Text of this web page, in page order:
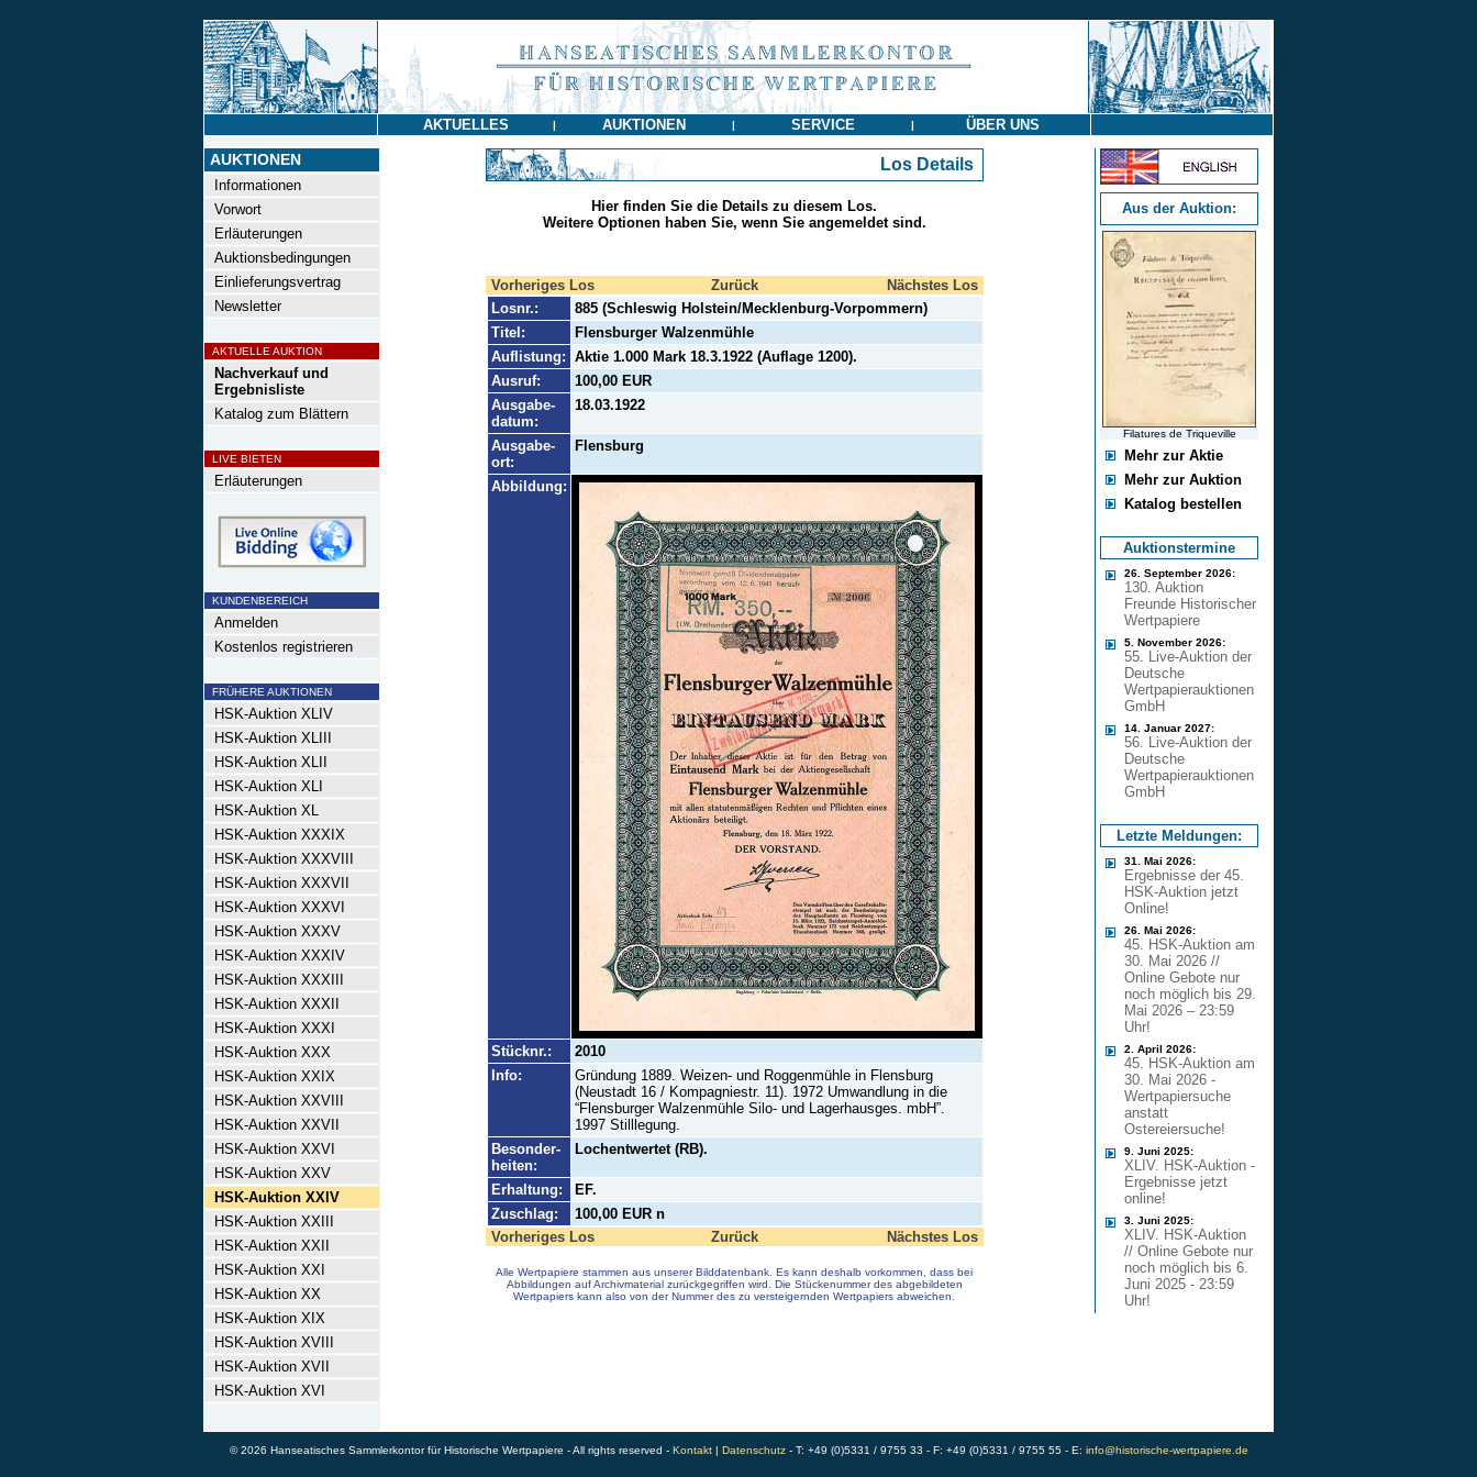
AKTUELLES | AUKTIONEN | SERVICE | ÜBER UNS
AUKTIONEN
Informationen
Vorwort
Erläuterungen
Auktionsbedingungen
Einlieferungsvertrag
Newsletter
AKTUELLE AUKTION
Nachverkauf und
Ergebnisliste
Katalog zum Blättern
LIVE BIETEN
Erläuterungen
KUNDENBEREICH
Anmelden
Kostenlos registrieren
FRÜHERE AUKTIONEN
HSK-Auktion XLIV
HSK-Auktion XLIII
HSK-Auktion XLII
HSK-Auktion XLI
HSK-Auktion XL
HSK-Auktion XXXIX
HSK-Auktion XXXVIII
HSK-Auktion XXXVII
HSK-Auktion XXXVI
HSK-Auktion XXXV
HSK-Auktion XXXIV
HSK-Auktion XXXIII
HSK-Auktion XXXII
HSK-Auktion XXXI
HSK-Auktion XXX
HSK-Auktion XXIX
HSK-Auktion XXVIII
HSK-Auktion XXVII
HSK-Auktion XXVI
HSK-Auktion XXV
HSK-Auktion XXIV
HSK-Auktion XXIII
HSK-Auktion XXII
HSK-Auktion XXI
HSK-Auktion XX
HSK-Auktion XIX
HSK-Auktion XVIII
HSK-Auktion XVII
HSK-Auktion XVI
Los Details
Hier finden Sie die Details zu diesem Los.
Weitere Optionen haben Sie, wenn Sie angemeldet sind.
Vorheriges Los Zurück
Nächstes Los
Losnr.:
885 (Schleswig Holstein/Mecklenburg-Vorpommern)
Titel:
Flensburger Walzenmühle
Auflistung: Aktie 1.000 Mark 18.3.1922 (Auflage 1200).
Ausruf:
100,00 EUR
Ausgabe-
datum:
18.03.1922
Ausgabe-
ort:
Flensburg
Abbildung:
Stücknr.:
2010
Info:
Gründung 1889. Weizen- und Roggenmühle in Flensburg
(Neustadt 16 / Kompagniestr. 11). 1972 Umwandlung in die
“Flensburger Walzenmühle Silo- und Lagerhausges. mbH”.
1997 Stilllegung.
Besonder-
heiten:
Lochentwertet (RB).
Erhaltung:
EF.
Zuschlag:
100,00 EUR n
Vorheriges Los
Zurück Nächstes Los
Alle Wertpapiere stammen aus unserer Bilddatenbank. Es kann deshalb vorkommen, dass bei
Abbildungen auf Archivmaterial zurückgegriffen wird. Die Stückenummer des abgebildeten
Wertpapiers kann also von der Nummer des zu versteigernden Wertpapiers abweichen.
Aus der Auktion:
Filatures de Triqueville
Mehr zur Aktie
Mehr zur Auktion
Katalog bestellen
Auktionstermine
26. September 2026:
130. Auktion
Freunde Historischer
Wertpapiere
5. November 2026:
55. Live-Auktion der
Deutsche
Wertpapierauktionen
GmbH
14. Januar 2027:
56. Live-Auktion der
Deutsche
Wertpapierauktionen
GmbH
Letzte Meldungen:
31. Mai 2026:
Ergebnisse der 45.
HSK-Auktion jetzt
Online!
26. Mai 2026:
45. HSK-Auktion am
30. Mai 2026 //
Online Gebote nur
noch möglich bis 29.
Mai 2026 – 23:59
Uhr!
2. April 2026:
45. HSK-Auktion am
30. Mai 2026 -
Wertpapiersuche
anstatt
Ostereiersuche!
9. Juni 2025:
XLIV. HSK-Auktion -
Ergebnisse jetzt
online!
3. Juni 2025:
XLIV. HSK-Auktion
// Online Gebote nur
noch möglich bis 6.
Juni 2025 - 23:59
Uhr!
© 2026 Hanseatisches Sammlerkontor für Historische Wertpapiere - All rights reserved - Kontakt| Datenschutz- T: +49 (0)5331 / 9755 33 - F: +49 (0)5331 / 9755 55 - E: info@historische-wertpapiere.de